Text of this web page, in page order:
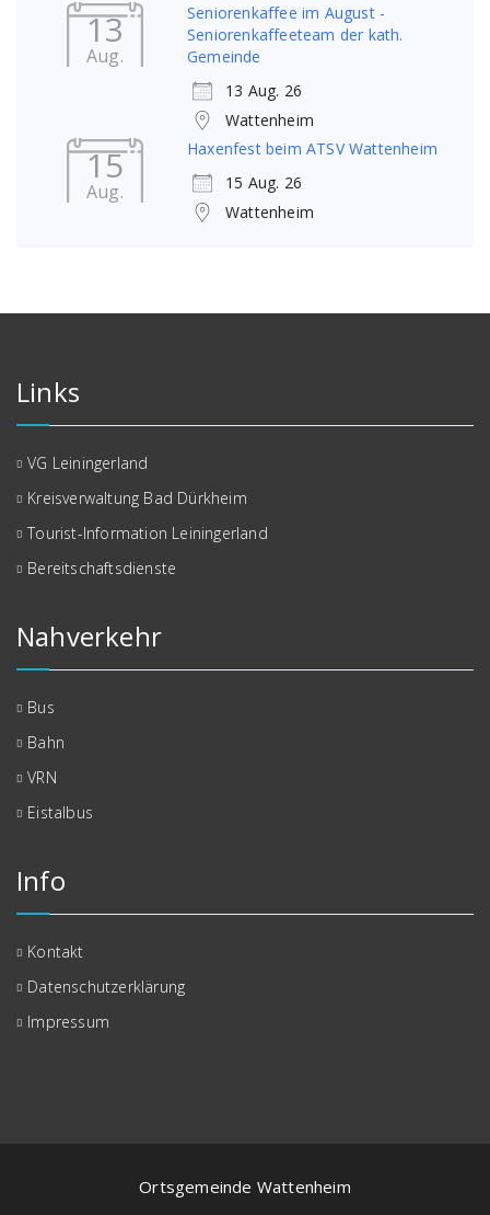
13
Aug.
Seniorenkaffee im August -
Seniorenkaffeeteam der kath.
Gemeinde
13 Aug. 26
Wattenheim
15
Aug.
Haxenfest beim ATSV Wattenheim
15 Aug. 26
Wattenheim
Links
VG Leiningerland
Kreisverwaltung Bad Dürkheim
Tourist-Information Leiningerland
Bereitschaftsdienste
Nahverkehr
Bus
Bahn
VRN
Eistalbus
Info
Kontakt
Datenschutzerklärung
Impressum
Ortsgemeinde Wattenheim